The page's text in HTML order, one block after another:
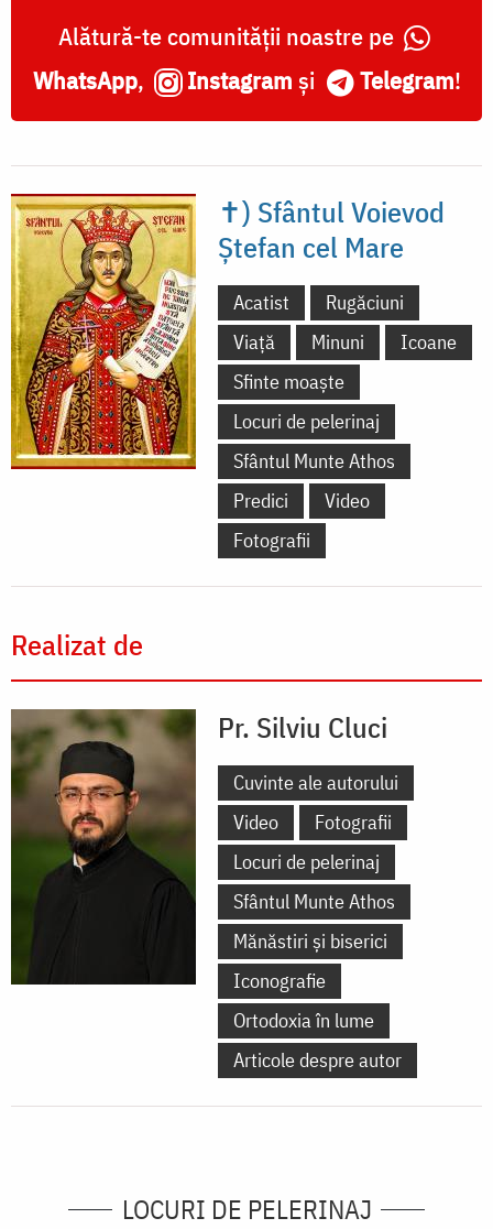
Alătură-te comunității noastre pe
WhatsApp, Instagram și Telegram!
✝) Sfântul Voievod
Ștefan cel Mare
Acatist
Rugăciuni
Viață
Minuni
Icoane
Sfinte moaște
Locuri de pelerinaj
Sfântul Munte Athos
Predici
Video
Fotografii
Realizat de
Pr. Silviu Cluci
Cuvinte ale autorului
Video
Fotografii
Locuri de pelerinaj
Sfântul Munte Athos
Mănăstiri și biserici
Iconografie
Ortodoxia în lume
Articole despre autor
LOCURI DE PELERINAJ